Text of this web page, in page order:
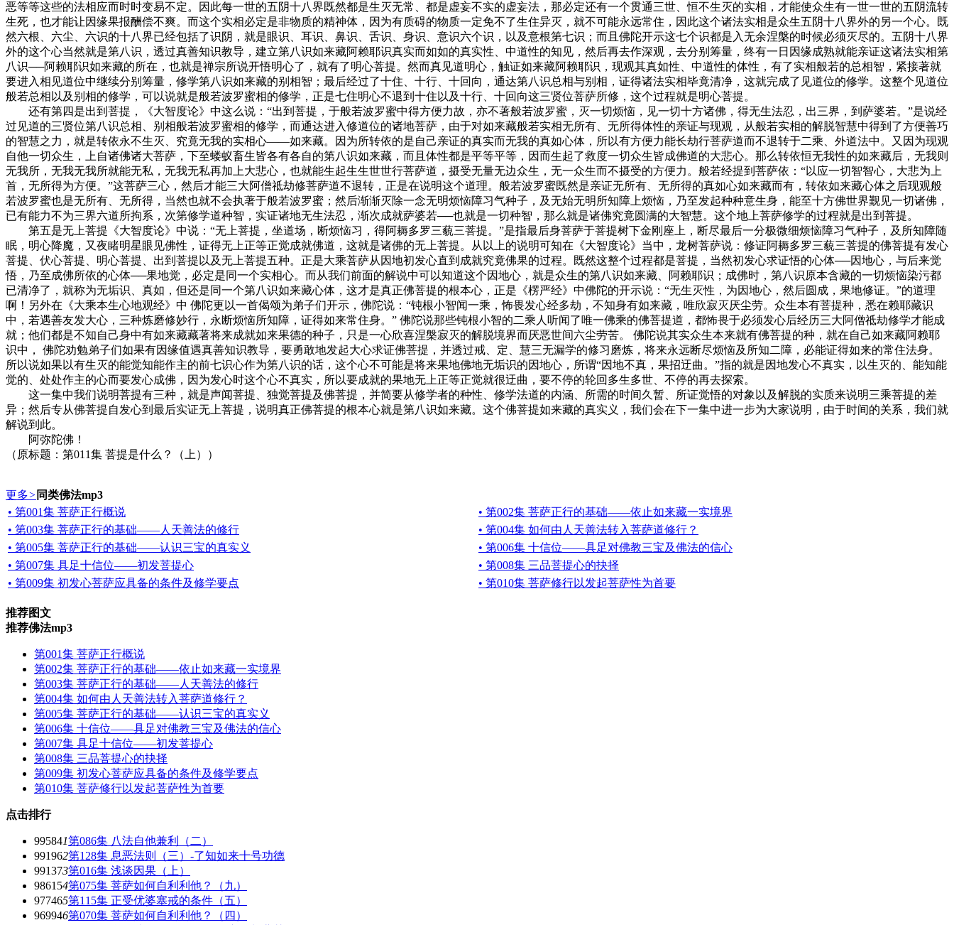
恶等等这些的法相应而时时变易不定。因此每一世的五阴十八界既然都是生灭无常、都是虚妄不实的虚妄法，那必定还有一个贯通三世、恒不生灭的实相，才能使众生有一世一世的五阴流转
生死，也才能让因缘果报酬偿不爽。而这个实相必定是非物质的精神体，因为有质碍的物质一定免不了生住异灭，就不可能永远常住，因此这个诸法实相是众生五阴十八界外的另一个心。既
然六根、六尘、六识的十八界已经包括了识阴，就是眼识、耳识、鼻识、舌识、身识、意识六个识，以及意根第七识；而且佛陀开示这七个识都是入无余涅槃的时候必须灭尽的。五阴十八界
外的这个心当然就是第八识，透过真善知识教导，建立第八识如来藏阿赖耶识真实而如如的真实性、中道性的知见，然后再去作深观，去分别筹量，终有一日因缘成熟就能亲证这诸法实相第
八识──阿赖耶识如来藏的所在，也就是禅宗所说开悟明心了，就有了明心菩提。然而真见道明心，触证如来藏阿赖耶识，现观其真如性、中道性的体性，有了实相般若的总相智，紧接著就
要进入相见道位中继续分别筹量，修学第八识如来藏的别相智；最后经过了十住、十行、十回向，通达第八识总相与别相，证得诸法实相毕竟清净，这就完成了见道位的修学。这整个见道位
般若总相以及别相的修学，可以说就是般若波罗蜜相的修学，正是七住明心不退到十住以及十行、十回向这三贤位菩萨所修，这个过程就是明心菩提。
还有第四是出到菩提，《大智度论》中这么说：“出到菩提，于般若波罗蜜中得方便力故，亦不著般若波罗蜜，灭一切烦恼，见一切十方诸佛，得无生法忍，出三界，到萨婆若。”是说经
过见道的三贤位第八识总相、别相般若波罗蜜相的修学，而通达进入修道位的诸地菩萨，由于对如来藏般若实相无所有、无所得体性的亲证与现观，从般若实相的解脱智慧中得到了方便善巧
的智慧之力，就是转依永不生灭、究竟无我的实相心——如来藏。因为所转依的是自己亲证的真实而无我的真如心体，所以有方便力能长劫行菩萨道而不退转于二乘、外道法中。又因为现观
自他一切众生，上自诸佛诸大菩萨，下至蝼蚁畜生皆各有各自的第八识如来藏，而且体性都是平等平等，因而生起了救度一切众生皆成佛道的大悲心。那么转依恒无我性的如来藏后，无我则
无我所，无我无我所就能无私，无我无私再加上大悲心，也就能生起生生世世行菩萨道，摄受无量无边众生，无一众生而不摄受的方便力。般若经提到菩萨依：“以应一切智智心，大悲为上
首，无所得为方便。”这菩萨三心，然后才能三大阿僧祗劫修菩萨道不退转，正是在说明这个道理。般若波罗蜜既然是亲证无所有、无所得的真如心如来藏而有，转依如来藏心体之后现观般
若波罗蜜也是无所有、无所得，当然也就不会执著于般若波罗蜜；然后渐渐灭除一念无明烦恼障习气种子，及无始无明所知障上烦恼，乃至发起种种意生身，能至十方佛世界觐见一切诸佛，
已有能力不为三界六道所拘系，次第修学道种智，实证诸地无生法忍，渐次成就萨婆若──也就是一切种智，那么就是诸佛究竟圆满的大智慧。这个地上菩萨修学的过程就是出到菩提。
第五是无上菩提《大智度论》中说：“无上菩提，坐道场，断烦恼习，得阿耨多罗三藐三菩提。”是指最后身菩萨于菩提树下金刚座上，断尽最后一分极微细烦恼障习气种子，及所知障随
眠，明心降魔，又夜睹明星眼见佛性，证得无上正等正觉成就佛道，这就是诸佛的无上菩提。从以上的说明可知在《大智度论》当中，龙树菩萨说：修证阿耨多罗三藐三菩提的佛菩提有发心
菩提、伏心菩提、明心菩提、出到菩提以及无上菩提五种。正是大乘菩萨从因地初发心直到成就究竟佛果的过程。既然这整个过程都是菩提，当然初发心求证悟的心体──因地心，与后来觉
悟，乃至成佛所依的心体──果地觉，必定是同一个实相心。而从我们前面的解说中可以知道这个因地心，就是众生的第八识如来藏、阿赖耶识；成佛时，第八识原本含藏的一切烦恼染污都
已清净了，就称为无垢识、真如，但还是同一个第八识如来藏心体，这才是真正佛菩提的根本心，正是《楞严经》中佛陀的开示说：“无生灭性，为因地心，然后圆成，果地修证。”的道理
啊！另外在《大乘本生心地观经》中 佛陀更以一首偈颂为弟子们开示，佛陀说：“钝根小智闻一乘，怖畏发心经多劫，不知身有如来藏，唯欣寂灭厌尘劳。众生本有菩提种，悉在赖耶藏识
中，若遇善友发大心，三种炼磨修妙行，永断烦恼所知障，证得如来常住身。” 佛陀说那些钝根小智的二乘人听闻了唯一佛乘的佛菩提道，都怖畏于必须发心后经历三大阿僧祗劫修学才能成
就；他们都是不知自己身中有如来藏藏著将来成就如来果德的种子，只是一心欣喜涅槃寂灭的解脱境界而厌恶世间六尘劳苦。 佛陀说其实众生本来就有佛菩提的种，就在自己如来藏阿赖耶
识中， 佛陀劝勉弟子们如果有因缘值遇真善知识教导，要勇敢地发起大心求证佛菩提，并透过戒、定、慧三无漏学的修习磨炼，将来永远断尽烦恼及所知二障，必能证得如来的常住法身。
所以说如果以有生灭的能觉知能作主的前七识心作为第八识的话，这个心不可能是将来果地佛地无垢识的因地心，所谓“因地不真，果招迂曲。”指的就是因地发心不真实，以生灭的、能知能
觉的、处处作主的心而要发心成佛，因为发心时这个心不真实，所以要成就的果地无上正等正觉就很迂曲，要不停的轮回多生多世、不停的再去探索。
这一集中我们说明菩提有三种，就是声闻菩提、独觉菩提及佛菩提，并简要从修学者的种性、修学法道的内涵、所需的时间久暂、所证觉悟的对象以及解脱的实质来说明三乘菩提的差
异；然后专从佛菩提自发心到最后实证无上菩提，说明真正佛菩提的根本心就是第八识如来藏。这个佛菩提如来藏的真实义，我们会在下一集中进一步为大家说明，由于时间的关系，我们就
解说到此。
阿弥陀佛！
（原标题：第011集 菩提是什么？（上））
更多> 同类佛法mp3
• 第001集 菩萨正行概说
• 第002集 菩萨正行的基础——依止如来藏一实境界
• 第003集 菩萨正行的基础——人天善法的修行
• 第004集 如何由人天善法转入菩萨道修行？
• 第005集 菩萨正行的基础——认识三宝的真实义
• 第006集 十信位——具足对佛教三宝及佛法的信心
• 第007集 具足十信位——初发菩提心
• 第008集 三品菩提心的抉择
• 第009集 初发心菩萨应具备的条件及修学要点
• 第010集 菩萨修行以发起菩萨性为首要
推荐图文
推荐佛法mp3
第001集 菩萨正行概说
第002集 菩萨正行的基础——依止如来藏一实境界
第003集 菩萨正行的基础——人天善法的修行
第004集 如何由人天善法转入菩萨道修行？
第005集 菩萨正行的基础——认识三宝的真实义
第006集 十信位——具足对佛教三宝及佛法的信心
第007集 具足十信位——初发菩提心
第008集 三品菩提心的抉择
第009集 初发心菩萨应具备的条件及修学要点
第010集 菩萨修行以发起菩萨性为首要
点击排行
995841第086集 八法自他兼利（二）
991962第128集 息恶法则（三）-了知如来十号功德
991373第016集 浅谈因果（上）
986154第075集 菩萨如何自利利他？（九）
977465第115集 正受优婆塞戒的条件（五）
969946第070集 菩萨如何自利利他？（四）